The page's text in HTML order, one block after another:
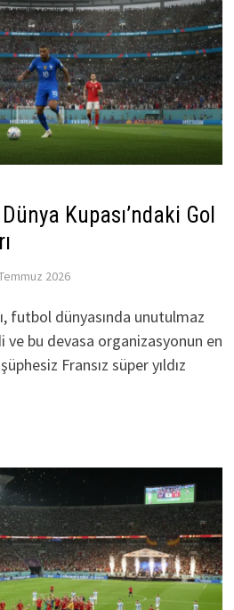
Kupası’ndaki Gol
2026
futbol dünyasında unutulmaz
ve bu devasa organizasyonun en
Fransız süper yıldız